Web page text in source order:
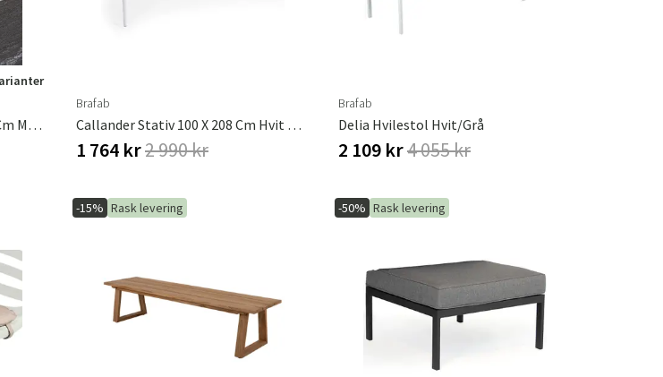
Callander Bordplate 208X100 Cm Mørk Stein
Brafab
Callander Stativ 100 X 208 Cm Hvit Brafab
1 764 kr2 990 kr
Brafab
Delia Hvilestol Hvit/grå
2 109 kr4 055 kr
-15% Rask levering -50% Rask levering